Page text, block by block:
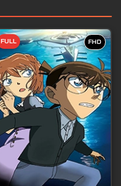
FHD
FULL